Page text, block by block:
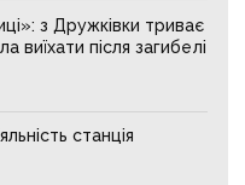
з Дружківки триває
виїхати після загибелі
станція